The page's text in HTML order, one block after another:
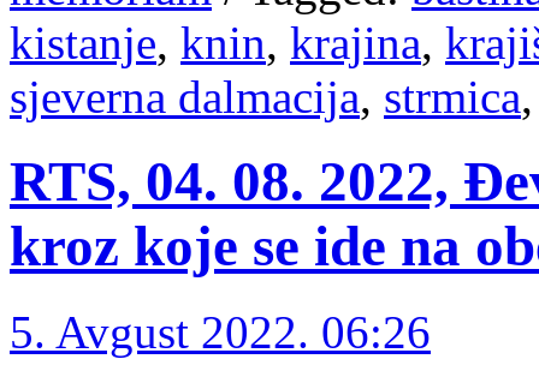
kistanje, knin, krajina,
sjeverna dalmacija, strmica
RTS, 04. 08. 2022,
kroz koje se ide na
5. Avgust 2022. 06:26